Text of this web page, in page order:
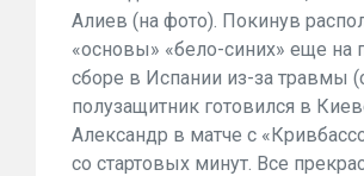
Алиев (на фото). Покинув
«основы» «бело-синих» еще на
сборе в Испании из-за травмы
полузащитник готовился в
Александр в матче с
со стартовых минут. Все